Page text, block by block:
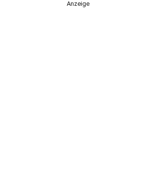
Anzeige